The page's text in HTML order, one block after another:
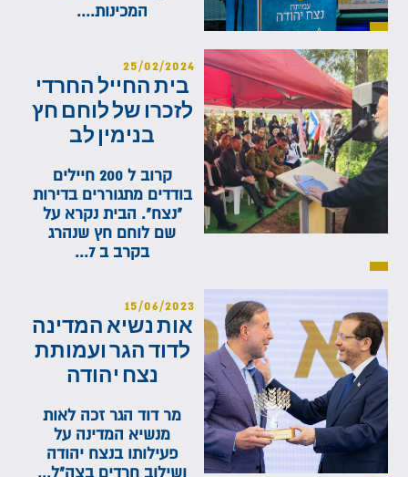
המכינות....
25/02/2024
בית החייל החרדי
לזכרו של לוחם חץ
בנימין לב
קרוב ל 200 חיילים
בודדים מתגוררים בדירות
"נצח". הבית נקרא על
שם לוחם חץ שנהרג
בקרב ב 7...
15/06/2023
אות נשיא המדינה
לדוד הגר ועמותת
נצח יהודה
מר דוד הגר זכה לאות
מנשיא המדינה על
פעילותו בנצח יהודה
ושילוב חרדים בצה"ל...